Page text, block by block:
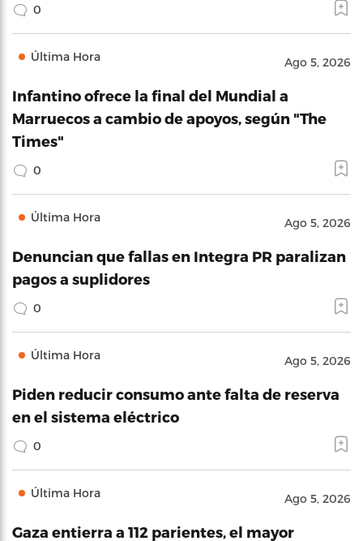
0
Última Hora Ago 5, 2026
Infantino ofrece la final del Mundial a
Marruecos a cambio de apoyos, según "The
Times"
0
Última Hora Ago 5, 2026
Denuncian que fallas en Integra PR paralizan
pagos a suplidores
0
Última Hora Ago 5, 2026
Piden reducir consumo ante falta de reserva
en el sistema eléctrico
0
Última Hora Ago 5, 2026
Gaza entierra a 112 parientes, el mayor